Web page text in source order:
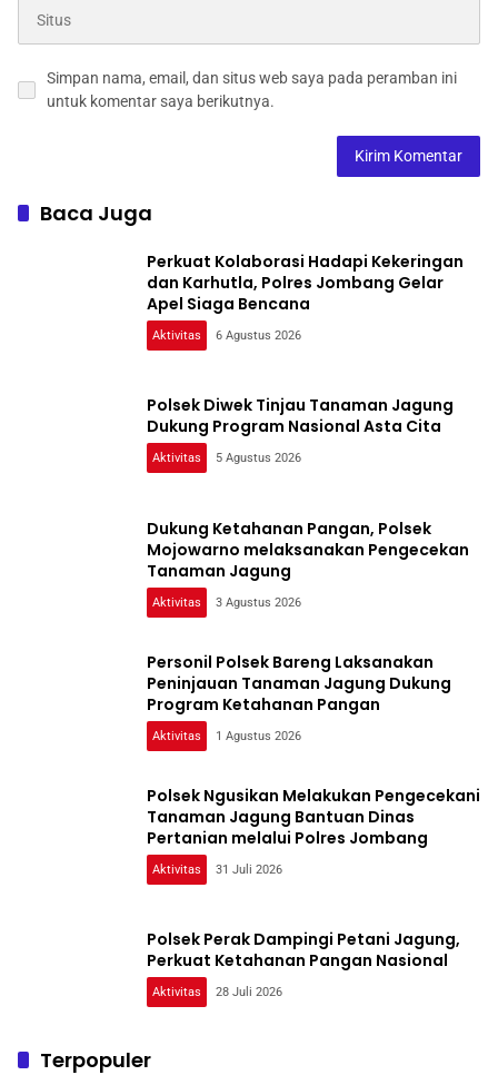
Simpan nama, email, dan situs web saya pada peramban ini
untuk komentar saya berikutnya.
Baca Juga
Perkuat Kolaborasi Hadapi Kekeringan
dan Karhutla, Polres Jombang Gelar
Apel Siaga Bencana
Aktivitas 6 Agustus 2026
Polsek Diwek Tinjau Tanaman Jagung
Dukung Program Nasional Asta Cita
Aktivitas 5 Agustus 2026
Dukung Ketahanan Pangan, Polsek
Mojowarno melaksanakan Pengecekan
Tanaman Jagung
Aktivitas 3 Agustus 2026
Personil Polsek Bareng Laksanakan
Peninjauan Tanaman Jagung Dukung
Program Ketahanan Pangan
Aktivitas 1 Agustus 2026
Polsek Ngusikan Melakukan Pengecekani
Tanaman Jagung Bantuan Dinas
Pertanian melalui Polres Jombang
Aktivitas 31 Juli 2026
Polsek Perak Dampingi Petani Jagung,
Perkuat Ketahanan Pangan Nasional
Aktivitas 28 Juli 2026
Terpopuler